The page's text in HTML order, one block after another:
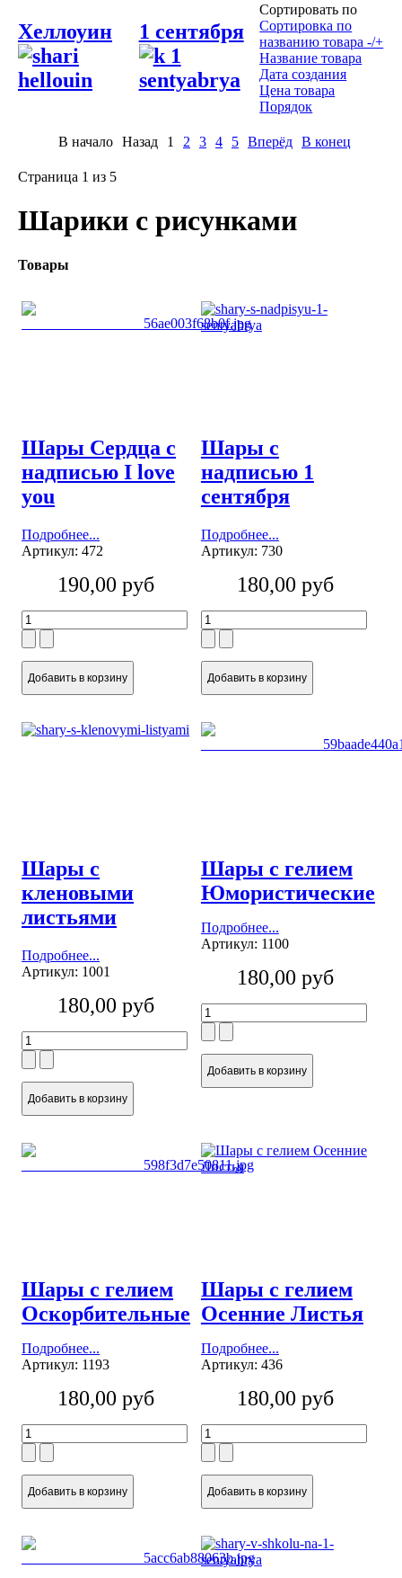
Хеллоуин 1 сентября
Сортировать по
Сортировка по
названию товара -/+
Название товара
Дата создания
Цена товара
Порядок
В начало Назад 1 2 3 4 5 Вперёд В конец
Страница 1 из 5
Шарики с рисунками
Товары
Шары Сердца с
надписью I love
you
Подробнее...
Артикул: 472
190,00 руб
Шары с
надписью 1
сентября
Подробнее...
Артикул: 730
180,00 руб
Шары с
кленовыми
листьями
Подробнее...
Артикул: 1001
180,00 руб
Шары с гелием
Юмористические
Подробнее...
Артикул: 1100
180,00 руб
Шары с гелием
Оскорбительные
Подробнее...
Артикул: 1193
180,00 руб
Шары с гелием
Осенние Листья
Подробнее...
Артикул: 436
180,00 руб